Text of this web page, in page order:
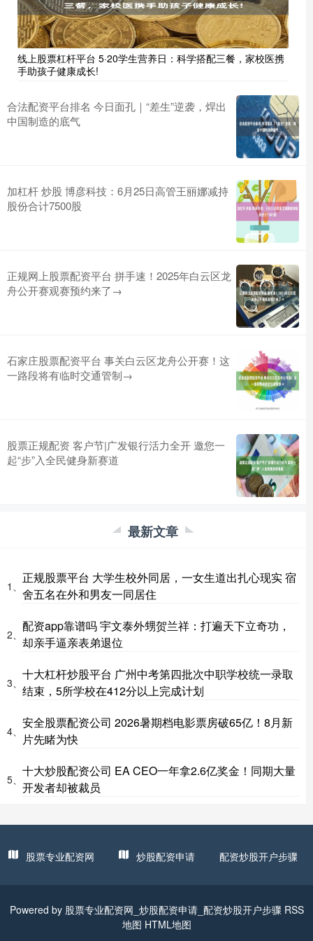
线上股票杠杆平台 5·20学生营养日：科学搭配三餐，家校医携
手助孩子健康成长!
合法配资平台排名 今日面孔｜“差生”逆袭，焊出
中国制造的底气
加杠杆 炒股 博彦科技：6月25日高管王丽娜减持
股份合计7500股
正规网上股票配资平台 拼手速！2025年白云区龙
舟公开赛观赛预约来了→
石家庄股票配资平台 事关白云区龙舟公开赛！这
一路段将有临时交通管制→
股票正规配资 客户节|广发银行活力全开 邀您一
起“步”入全民健身新赛道
最新文章
1、
正规股票平台 大学生校外同居，一女生道出扎心现实 宿
舍五名在外和男友一同居住
2、
配资app靠谱吗 宇文泰外甥贺兰祥：打遍天下立奇功，
却亲手逼亲表弟退位
3、
十大杠杆炒股平台 广州中考第四批次中职学校统一录取
结束，5所学校在412分以上完成计划
4、
安全股票配资公司 2026暑期档电影票房破65亿！8月新
片先睹为快
5、
十大炒股配资公司 EA CEO一年拿2.6亿奖金！同期大量
开发者却被裁员
股票专业配资网 炒股配资申请 配资炒股开户步骤
Powered by 股票专业配资网_炒股配资申请_配资炒股开户步骤 RSS
地图 HTML地图